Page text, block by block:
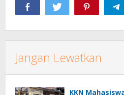
Jangan Lewatkan
KKN